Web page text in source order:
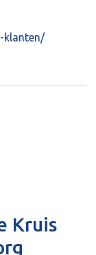
klanten/
Kruis